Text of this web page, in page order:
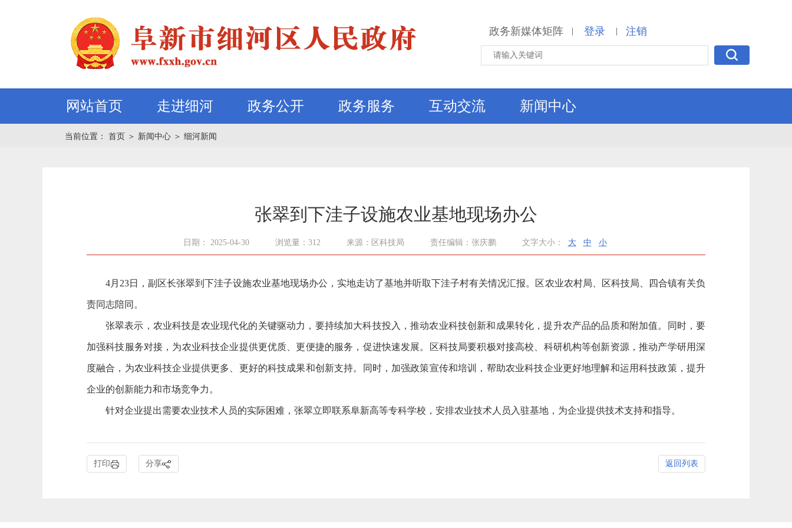
政务新媒体矩阵 | 登录 | 注销
网站首页 走进细河 政务公开 政务服务 互动交流 新闻中心
当前位置： 首页 ＞ 新闻中心 ＞ 细河新闻
张翠到下洼子设施农业基地现场办公
日期： 2025-04-30 浏览量：312 来源：区科技局 责任编辑：张庆鹏 文字大小： 大 中 小
4月 23日，副区长张翠到下洼子设施农业基地现场办公，实地走访了基地并听取下洼子村有关情况汇报。区农业农村局、区科技局、四合镇有关负
责同志陪同。
张翠表示，农业科技是农业现代化的关键驱动力，要持续加大科技投入，推动农业科技创新和成果转化，提升农产品的品质和附加值。同时，要
加强科技服务对接，为农业科技企业提供更优质、更便捷的服务，促进快速发展。区科技局要积极对接高校、科研机构等创新资源，推动产学研用深
度融合，为农业科技企业提供更多、更好的科技成果和创新支持。同时，加强政策宣传和培训，帮助农业科技企业更好地理解和运用科技政策，提升
企业的创新能力和市场竞争力。
针对企业提出需要农业技术人员的实际困难，张翠立即联系阜新高等专科学校，安排农业技术人员入驻基地，为企业提供技术支持和指导。
打印 分享 返回列表